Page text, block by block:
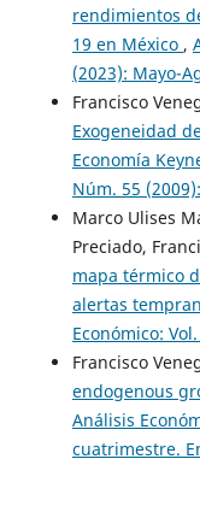
rendimientos
19 en México ,
(2023): Mayo-
Francisco
Exogeneidad
Economía
Núm. 55
Marco Ulises
Preciado,
mapa térmico
alertas
Económico:
Francisco
endogenous
Análisis
cuatrimestre.